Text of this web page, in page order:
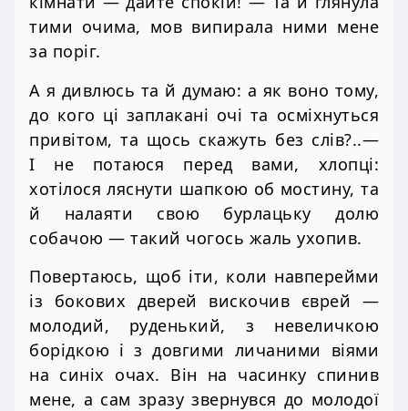
тими очима, мов випирала ними мене
за поріг.
А я дивлюсь та й думаю: а як воно тому,
до кого ці заплакані очі та осміхнуться
привітом, та щось скажуть без слів?..—
І не потаюся перед вами, хлопці:
хотілося ляснути шапкою об мостину, та
й налаяти свою бурлацьку долю
собачою — такий чогось жаль ухопив.
Повертаюсь, щоб іти, коли навперейми
із бокових дверей вискочив єврей —
молодий, руденький, з невеличкою
борідкою і з довгими личаними віями
на синіх очах. Він на часинку спинив
мене, а сам зразу звернувся до молодої